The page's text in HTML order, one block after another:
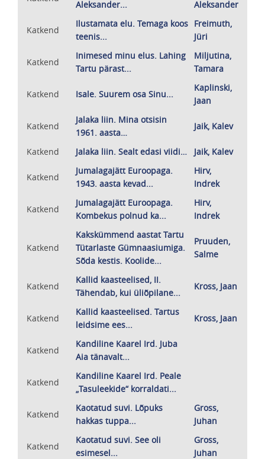
Aleksander... Aleksander
Katkend
Ilustamata elu. Temaga koos
teenis...
Freimuth,
Jüri
Katkend
Inimesed minu elus. Lahing
Tartu pärast...
Miljutina,
Tamara
Katkend Isale. Suurem osa Sinu...
Kaplinski,
Jaan
Katkend
Jalaka liin. Mina otsisin
1961. aasta…
Jaik, Kalev
Katkend Jalaka liin. Sealt edasi viidi… Jaik, Kalev
Katkend
Jumalagajätt Euroopaga.
1943. aasta kevad...
Hirv,
Indrek
Katkend
Jumalagajätt Euroopaga.
Kombekus polnud ka...
Hirv,
Indrek
Katkend
Kakskümmend aastat Tartu
Tütarlaste Gümnaasiumiga.
Sõda kestis. Koolide...
Pruuden,
Salme
Katkend
Kallid kaasteelised, II.
Tähendab, kui üliõpilane...
Kross, Jaan
Katkend
Kallid kaasteelised. Tartus
leidsime ees...
Kross, Jaan
Katkend
Kandiline Kaarel Ird. Juba
Aia tänavalt...
Katkend
Kandiline Kaarel Ird. Peale
„Tasuleekide“ korraldati...
Katkend
Kaotatud suvi. Lõpuks
hakkas tuppa...
Gross,
Juhan
Katkend
Kaotatud suvi. See oli
esimesel...
Gross,
Juhan